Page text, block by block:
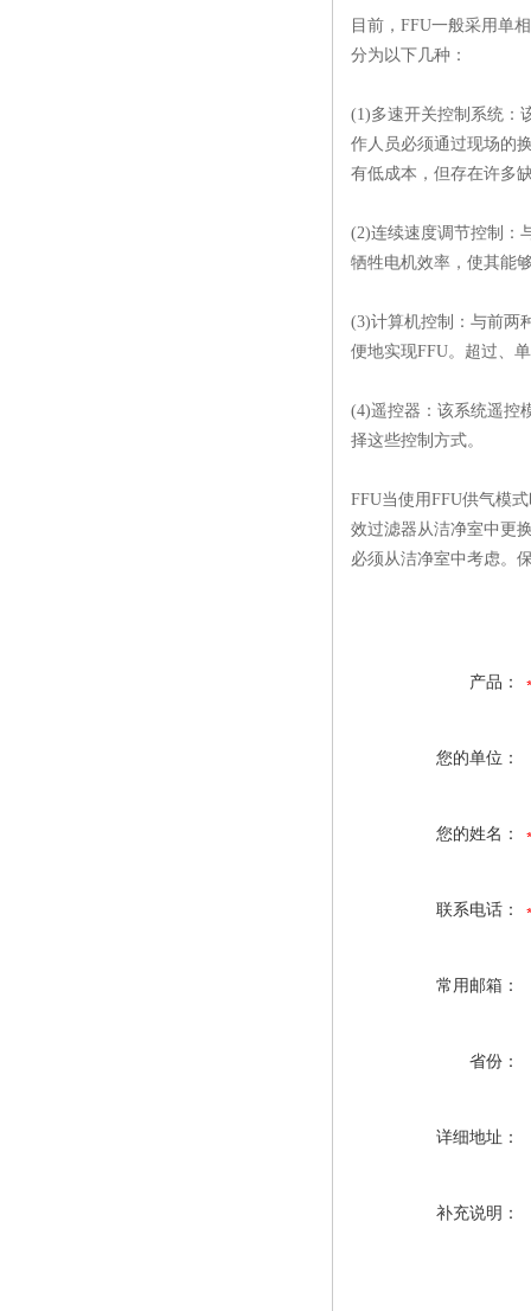
目前，FFU一般采用单
分为以下几种：
(1)多速开关控制系统：
作人员必须通过现场的
有低成本，但存在许多
(2)连续速度调节控制：
牺牲电机效率，使其能
(3)计算机控制：与前两
便地实现FFU。超过、
(4)遥控器：该系统遥控
择这些控制方式。
FFU当使用FFU供气模
效过滤器从洁净室中更
必须从洁净室中考虑。
产品：
您的单位：
您的姓名：
联系电话：
常用邮箱：
省份：
详细地址：
补充说明：